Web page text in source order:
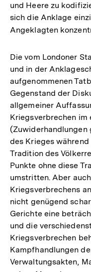
und Heere zu
sich die Anklage
Angeklagten
Die vom Londoner
und in der
aufgenommenen
Gegenstand der
allgemeiner
Kriegsverbrechen im
(Zuwiderhandlungen
des Krieges
Tradition des
Punkte ohne diese
umstritten. Aber
Kriegsverbrechens
nicht genügend
Gerichte eine
und die
Kriegsverbrechen
Kampfhandlungen
Verwaltungsakten,